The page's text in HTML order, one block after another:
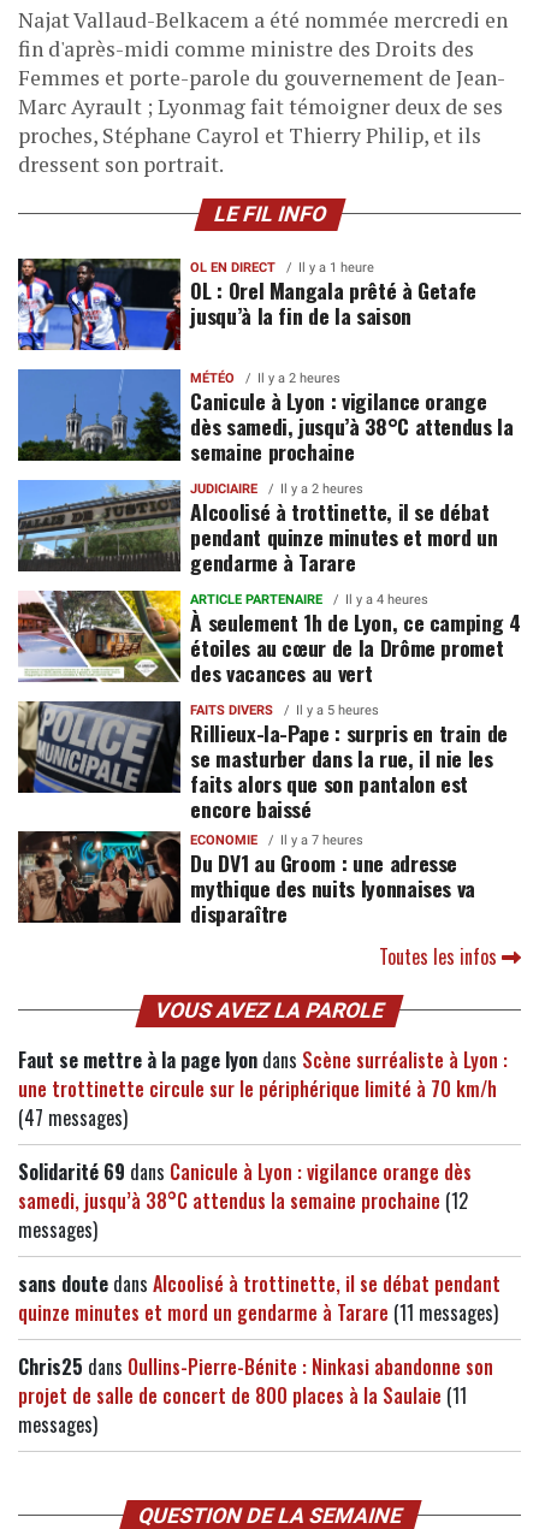
Najat Vallaud-Belkacem a été nommée mercredi en
fin d'après-midi comme ministre des Droits des
Femmes et porte-parole du gouvernement de Jean-
Marc Ayrault ; Lyonmag fait témoigner deux de ses
proches, Stéphane Cayrol et Thierry Philip, et ils
dressent son portrait.
LE FIL INFO
OL EN DIRECT Il y a 1 heure
OL : Orel Mangala prêté à Getafe
jusqu’à la fin de la saison
MÉTÉO Il y a 2 heures
Canicule à Lyon : vigilance orange
dès samedi, jusqu’à 38°C attendus la
semaine prochaine
JUDICIAIRE Il y a 2 heures
Alcoolisé à trottinette, il se débat
pendant quinze minutes et mord un
gendarme à Tarare
ARTICLE PARTENAIRE Il y a 4 heures
À seulement 1h de Lyon, ce camping 4
étoiles au cœur de la Drôme promet
des vacances au vert
FAITS DIVERS Il y a 5 heures
Rillieux-la-Pape : surpris en train de
se masturber dans la rue, il nie les
faits alors que son pantalon est
encore baissé
ECONOMIE Il y a 7 heures
Du DV1 au Groom : une adresse
mythique des nuits lyonnaises va
disparaître
Toutes les infos
VOUS AVEZ LA PAROLE
Faut se mettre à la page lyon dans Scène surréaliste à Lyon :
une trottinette circule sur le périphérique limité à 70 km/h
(47 messages)
Solidarité 69 dans Canicule à Lyon : vigilance orange dès
samedi, jusqu’à 38°C attendus la semaine prochaine (12
messages)
sans doute dans Alcoolisé à trottinette, il se débat pendant
quinze minutes et mord un gendarme à Tarare (11 messages)
Chris25 dans Oullins-Pierre-Bénite : Ninkasi abandonne son
projet de salle de concert de 800 places à la Saulaie (11
messages)
QUESTION DE LA SEMAINE